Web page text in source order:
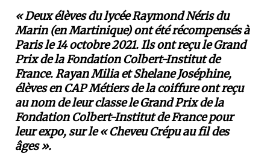
« Deux élèves du lycée Raymond Néris du
Marin (en Martinique) ont été récompensés à
Paris le 14 octobre 2021. Ils ont reçu le Grand
Prix de la Fondation Colbert-Institut de
France.Rayan Milia et Shelane Joséphine,
élèves en CAP Métiers de la coiffure ont reçu
au nom de leur classe le Grand Prix de la
Fondation Colbert-Institut de France pour
leur expo, sur le « Cheveu Crépu au fil des
âges ».